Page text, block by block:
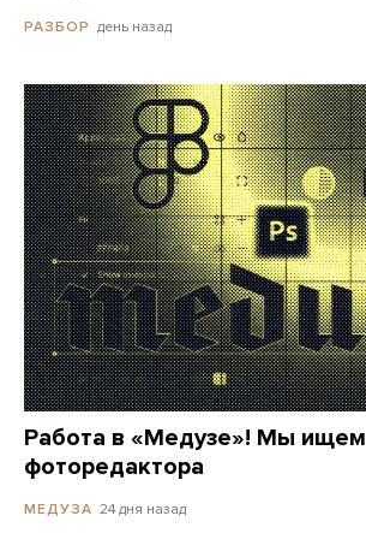
РАЗБОР день назад
Работа в «Медузе»! Мы ищем
фоторедактора
МЕДУЗА 24 дня назад